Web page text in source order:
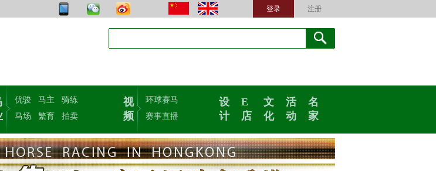
注册
登录
优骏 马主
骑练
马场
繁育 拍卖
视
频
环球赛马
赛事直播
设
计
E
店
文
化
活
动
名
家